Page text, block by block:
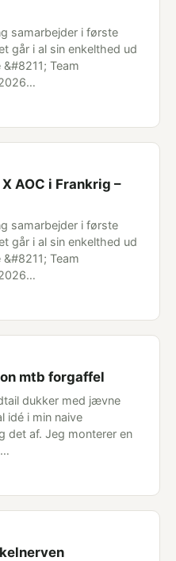
samarbejder i første
går i al sin enkelthed ud
Team
AOC i Frankrig –
samarbejder i første
går i al sin enkelthed ud
Team
mtb forgaffel
dukker med jævne
idé i min naive
det af. Jeg monterer en